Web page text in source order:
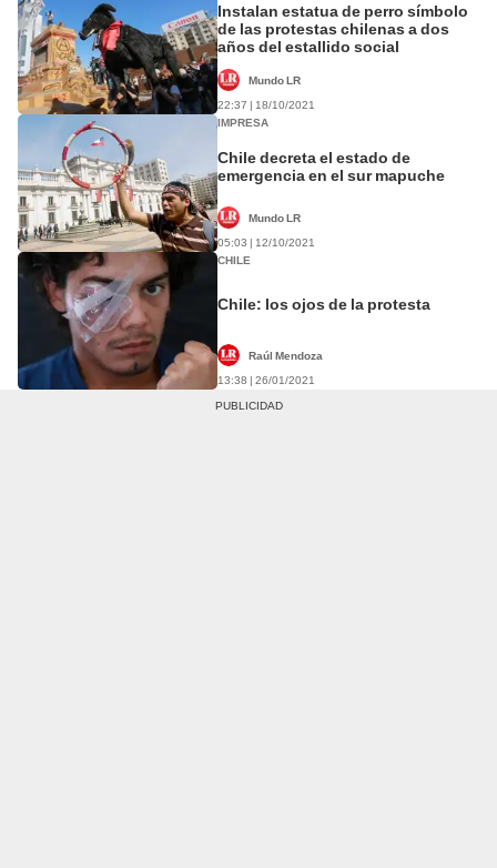
Instalan estatua de perro símbolo
de las protestas chilenas a dos
años del estallido social
Mundo LR
22:37 | 18/10/2021
IMPRESA
Chile decreta el estado de
emergencia en el sur mapuche
Mundo LR
05:03 | 12/10/2021
CHILE
Chile: los ojos de la protesta
Raúl Mendoza
13:38 | 26/01/2021